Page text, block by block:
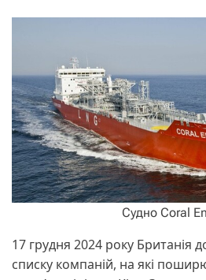
Судно Coral
17 грудня 2024 року Британія
списку компаній, на які